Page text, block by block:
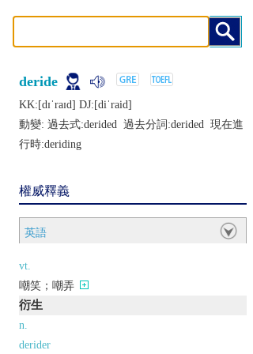
deride
KK:[dɪˈraɪd] DJ:[diˈraid]
動變: 過去式:derided 過去分詞:derided 現在進
行時:deriding
權威釋義
英語
vt.
嘲笑；嘲弄
衍生
n.
derider